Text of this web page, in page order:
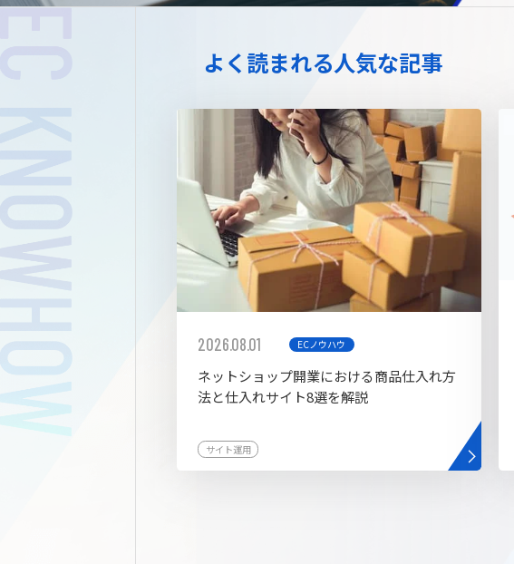
拡張プラグイン一覧
よく読まれる人気な記事
2026.08.01 ECノウハウ
ネットショップ開業における商品仕入れ方
法と仕入れサイト8選を解説
サイト運用